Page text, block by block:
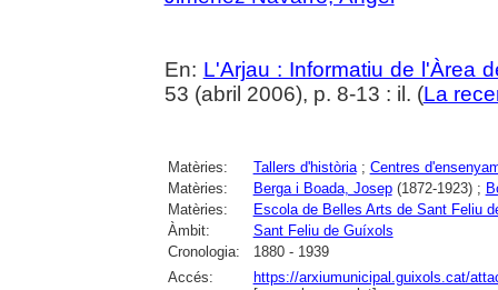
En: L'Arjau : Informatiu de l'Àrea
53 (abril 2006), p. 8-13 : il. (La
Matèries: Tallers d'història; Centres
Matèries:
Berga i Boada, Josep(1872-1923) ;
Matèries:
Escola de Belles Arts de Sant Feliu
Àmbit:
Sant Feliu de Guíxols
Cronologia:
1880 - 1939
Accés:
https://arxiumunicipal.guixols.cat/